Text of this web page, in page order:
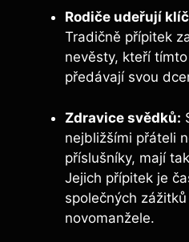
Rodiče udeřují
Tradičně přípitek
nevěsty, kteří
předávají svou
Zdravice svědků:
⁣nejbližšími přáteli⁤
‍příslušníky, mají
Jejich přípitek je
společných
novomanžele.